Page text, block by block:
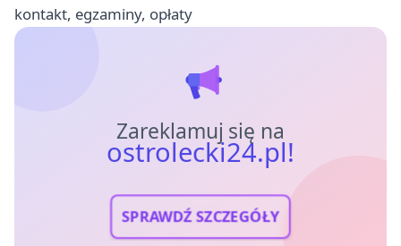
kontakt, egzaminy, opłaty
Zareklamuj się na
ostrolecki24.pl!
SPRAWDŹ SZCZEGÓŁY